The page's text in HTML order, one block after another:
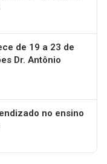
de 19 a 23 de
Dr. Antônio
no ensino